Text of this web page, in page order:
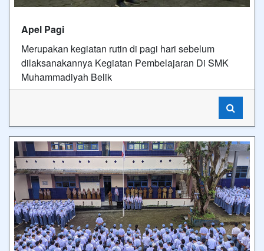
Apel Pagi
Merupakan kegiatan rutin di pagi hari sebelum
dilaksanakannya Kegiatan Pembelajaran Di SMK
Muhammadiyah Belik